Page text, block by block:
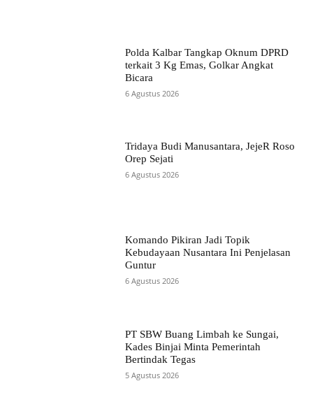
Polda Kalbar Tangkap Oknum DPRD
terkait 3 Kg Emas, Golkar Angkat
Bicara
6 Agustus 2026
Tridaya Budi Manusantara, JejeR Roso
Orep Sejati
6 Agustus 2026
Komando Pikiran Jadi Topik
Kebudayaan Nusantara Ini Penjelasan
Guntur
6 Agustus 2026
PT SBW Buang Limbah ke Sungai,
Kades Binjai Minta Pemerintah
Bertindak Tegas
5 Agustus 2026